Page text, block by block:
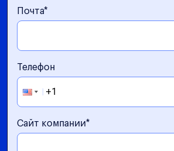
Почта*
Телефон
Сайт компании*